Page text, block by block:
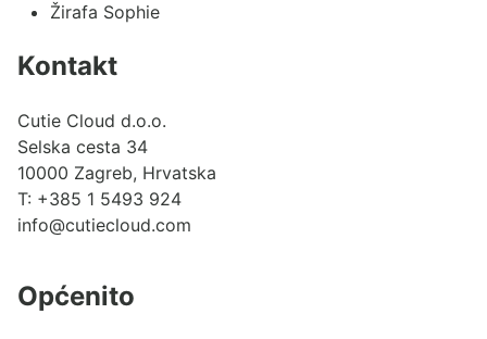
Žirafa Sophie
Kontakt
Cutie Cloud d.o.o.
Selska cesta 34
10000 Zagreb, Hrvatska
T: +385 1 5493 924
info@cutiecloud.com
Općenito